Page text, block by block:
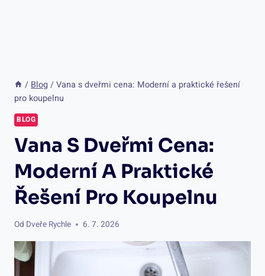
/ Blog / Vana s dveřmi cena: Moderní a praktické řešení
pro koupelnu
BLOG
Vana S Dveřmi Cena:
Moderní A Praktické
Řešení Pro Koupelnu
Od Dveře Rychle 6. 7. 2026